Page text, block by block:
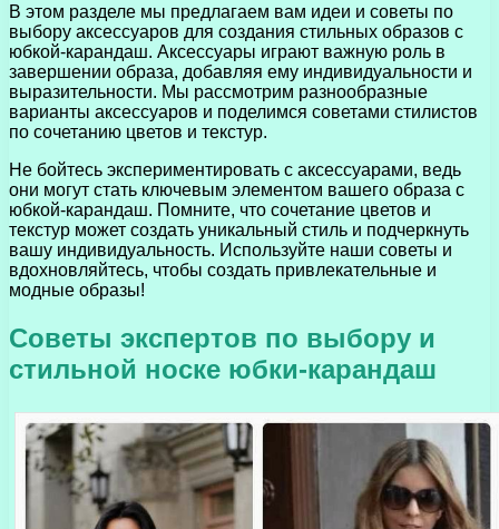
В этом разделе мы предлагаем вам идеи и советы по
выбору аксессуаров для создания стильных образов с
юбкой-карандаш. Аксессуары играют важную роль в
завершении образа, добавляя ему индивидуальности и
выразительности. Мы рассмотрим разнообразные
варианты аксессуаров и поделимся советами стилистов
по сочетанию цветов и текстур.
Не бойтесь экспериментировать с аксессуарами, ведь
они могут стать ключевым элементом вашего образа с
юбкой-карандаш. Помните, что сочетание цветов и
текстур может создать уникальный стиль и подчеркнуть
вашу индивидуальность. Используйте наши советы и
вдохновляйтесь, чтобы создать привлекательные и
модные образы!
Советы экспертов по выбору и
стильной носке юбки-карандаш